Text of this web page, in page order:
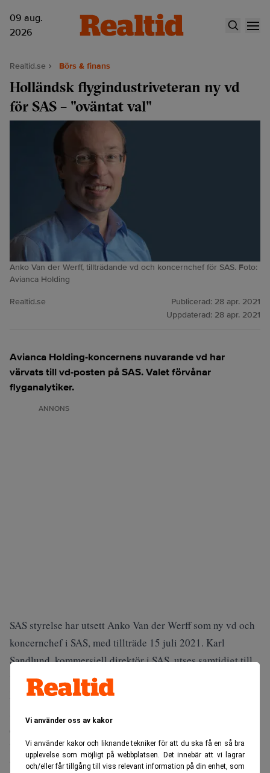
Vi använder oss av kakor
Vi använder kakor och liknande tekniker för att du ska få en så bra
upplevelse som möjligt på webbplatsen. Det innebär att vi lagrar
och/eller får tillgång till viss relevant information på din enhet, som
09 aug.
2026
Realtid.se Börs & finans
Holländsk flygindustriveteran ny vd
för SAS – "oväntat val"
Anko Van der Werff, tillträdande vd och koncernchef för SAS. Foto:
Avianca Holding
Realtid.se Publicerad: 28 apr. 2021
Uppdaterad: 28 apr. 2021
Avianca Holding-koncernens nuvarande vd har
värvats till vd-posten på SAS. Valet förvånar
flyganalytiker.
ANNONS
SAS styrelse har utsett Anko Van der Werff som ny vd och
koncernchef i SAS, med tillträde 15 juli 2021. Karl
Sandlund, kommersiell direktör i SAS, utses samtidigt till
tillförordnad vd och koncernchef efter Rickard Gustafson.
Det framgår av ett pressmeddelande.
Anko Van der Werff är holländare och har en gedigen
erfarenhet inom flygindustrin. Han leder idag Avianca
Holding-koncernen i Colombia. Han har en bakgrund i
bland andra Aeromexico, Qatar Airways och Air France